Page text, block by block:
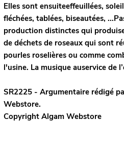
Elles sont ensuiteeffeuillées,
fléchées, tablées, biseautées,
production distinctes qui
de déchets de roseaux qui sont
pourles roselières ou comme
l'usine. La musique auservice de
SR2225 - Argumentaire rédigé
Webstore.
Copyright Algam Webstore